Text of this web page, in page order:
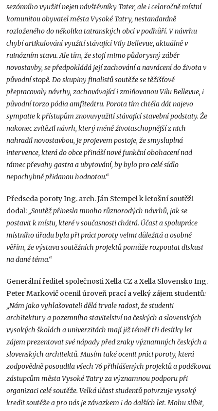
sezónního využití nejen návštěvníky Tater, ale i celoročně místní
komunitou obyvatel města Vysoké Tatry, nestandardně
rozloženého do několika tatranských obcí v podhůří. V návrhu
chybí artikulování využití stávající Vily Bellevue, aktuálně v
ruinózním stavu. Ale tím, že stojí mimo půdorysný záběr
novostavby, se předpokládá její zachování a navrácení do života v
původní stopě. Do skupiny finalistů soutěže se těžišťově
přepracovaly návrhy, zachovávající i zmiňovanou Vilu Bellevue, i
původní torzo pódia amfiteátru. Porota tím chtěla dát najevo
sympatie k přístupům znovuvyužití stávající stavební podstaty. Že
nakonec zvítězil návrh, který méně životaschopnější z nich
nahradil novostavbou, je projevem postoje, že smysluplná
intervence, která do obce přináší nové funkční obohacení nad
rámec převahy gastra a ubytování, by bylo pro celé sídlo
nepochybně přidanou hodnotou.“
Předseda poroty Ing. arch. Ján Stempel k letošní soutěži
dodal: „Soutěž přinesla mnoho různorodých návrhů, jak se
postavit k místu, které v současnosti chátrá. Účast a spolupráce
místního úřadu byla při práci poroty velmi důležitá a osobně
věřím, že výstava soutěžních projektů pomůže rozpoutat diskusi
na dané téma.“
Generální ředitel společnosti Xella CZ a Xella Slovensko Ing.
Peter Markovič ocenil úroveň prací a velký zájem studentů:
„Nám jako vyhlašovateli dělá trvale radost, že studenti
architektury a pozemního stavitelství na českých a slovenských
vysokých školách a univerzitách mají již téměř tři desítky let
zájem prezentovat své nápady před zraky významných českých a
slovenských architektů. Musím také ocenit práci poroty, která
zodpovědně posoudila všech 76 přihlášených projektů a poděkovat
zástupcům města Vysoké Tatry za významnou podporu při
organizaci celé soutěže. Velká účast studentů potvrzuje vysoký
kredit soutěže a pro nás je závazkem i do dalších let. Mohu slíbit,